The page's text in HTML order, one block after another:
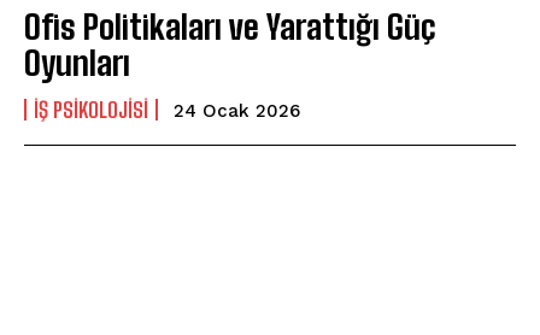
Ofis Politikaları ve Yarattığı Güç
Oyunları
İŞ PSIKOLOJISI 24 Ocak 2026